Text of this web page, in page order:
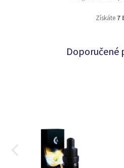
Získáte 7
Doporučené